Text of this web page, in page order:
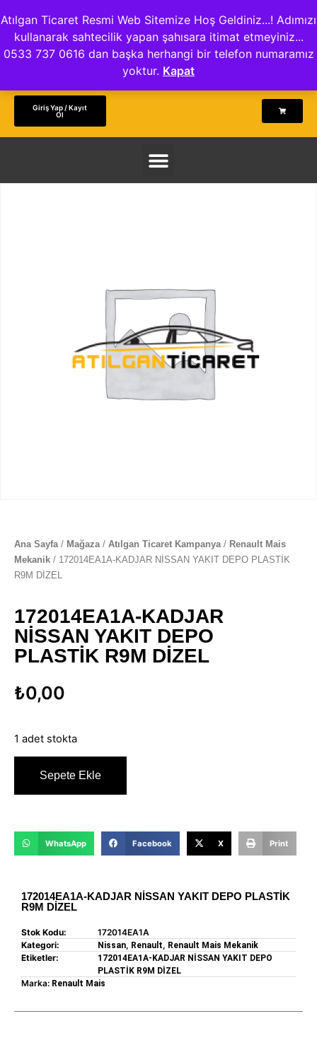
Atılgan Ticaret Resmi Web Sitemize Hoş Geldiniz...! Adımızı
kullanarak sahtecilik yapan şahısara itimat etmeyiniz...
0533 737 0616 dan başka herhangi bir telefon numaramız
yoktur. Kapat
Giriş Yap / Kayıt
Ol
Ana Sayfa/ Mağaza/ Atılgan Ticaret Kampanya/ Renault Mais
Mekanik / 172014EA1A-KADJAR NİSSAN YAKIT DEPO PLASTİK
R9M DİZEL
172014EA1A-KADJAR
NİSSAN YAKIT DEPO
PLASTİK R9M DİZEL
₺0,00
1 adet stokta
Sepete Ekle
WhatsApp Facebook X Print
172014EA1A-KADJAR NİSSAN YAKIT DEPO PLASTİK
R9M DİZEL
Stok Kodu:
172014EA1A
Kategori:
Nissan, Renault, Renault Mais Mekanik
Etiketler:
172014EA1A-KADJAR NİSSAN YAKIT DEPO
PLASTİK R9M DİZEL
Marka: Renault Mais